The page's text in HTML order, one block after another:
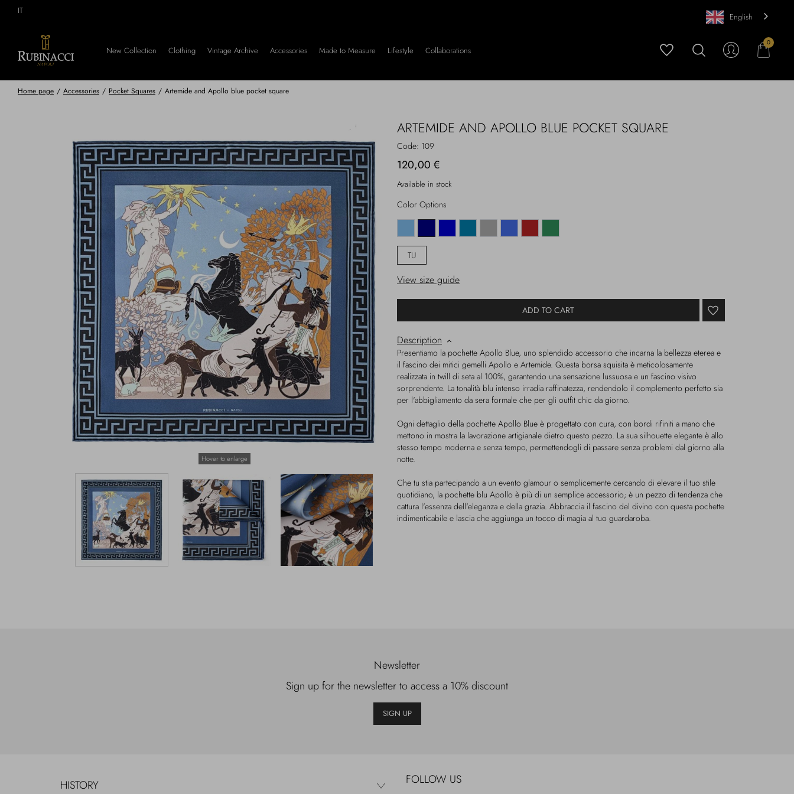
IT
English
New Collection Clothing Vintage Archive Accessories Made to Measure Lifestyle Collaborations
0
Home page / Accessories / Pocket Squares / Artemide and Apollo blue pocket square
Hover to enlarge
ARTEMIDE AND APOLLO BLUE POCKET SQUARE
Code: 109
120,00 €
Available in stock
Color Options
TU
View size guide
ADD TO CART
Description
Presentiamo la pochette Apollo Blue, uno splendido accessorio che incarna la bellezza eterea e
il fascino dei mitici gemelli Apollo e Artemide. Questa borsa squisita è meticolosamente
realizzata in twill di seta al 100%, garantendo una sensazione lussuosa e un fascino visivo
sorprendente. La tonalità blu intenso irradia raffinatezza, rendendolo il complemento perfetto sia
per l'abbigliamento da sera formale che per gli outfit chic da giorno.
Ogni dettaglio della pochette Apollo Blue è progettato con cura, con bordi rifiniti a mano che
mettono in mostra la lavorazione artigianale dietro questo pezzo. La sua silhouette elegante è allo
stesso tempo moderna e senza tempo, permettendogli di passare senza problemi dal giorno alla
notte.
Che tu stia partecipando a un evento glamour o semplicemente cercando di elevare il tuo stile
quotidiano, la pochette blu Apollo è più di un semplice accessorio; è un pezzo di tendenza che
cattura l'essenza dell'eleganza e della grazia. Abbraccia il fascino del divino con questa pochette
indimenticabile e lascia che aggiunga un tocco di magia al tuo guardaroba.
Newsletter
Sign up for the newsletter to access a 10% discount
SIGN UP
HISTORY FOLLOW US